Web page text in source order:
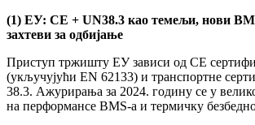
(1) ЕУ: CE + UN38.3 као темељи, нови
захтеви за одбијање
Приступ тржишту ЕУ зависи од CE
(укључујући EN 62133) и транспортне
38.3. Ажурирања за 2024. годину се у
на перформансе BMS-а и термичку